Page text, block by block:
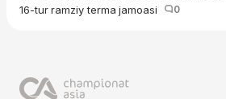
16-tur ramziy terma jamoasi
0